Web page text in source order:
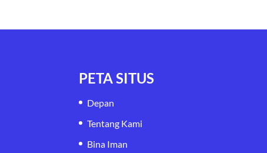
PETA SITUS
Depan
Tentang Kami
Bina Iman